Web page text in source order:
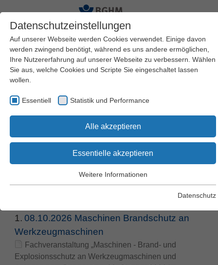
Suche nach Begriffen
und Webcodes
Suchen
1. 08.10.2026 Maschinen Brandschutz an
Werkzeugmaschinen
Fachveranstaltung „Maschinen - Brand- und
Explosionsschutz an Werkzeugmaschinen und
Datenschutzeinstellungen
Auf unserer Webseite werden Cookies verwendet. Einige davon
werden zwingend benötigt, während es uns andere ermöglichen,
Ihre Nutzererfahrung auf unserer Webseite zu verbessern. Wählen
Sie aus, welche Cookies und Scripte Sie eingeschaltet lassen
wollen.
Essentiell Statistik und Performance
Alle akzeptieren
Essentielle akzeptieren
Essentielle Cookies werden für grundlegende Funktionen der
Webseite einwandfrei funktioniert.
Name fe_typo_user
Anbieter TYPO3
Cookie-Informationen
Statistik und Performance
Weitere Informationen
Datenschutz